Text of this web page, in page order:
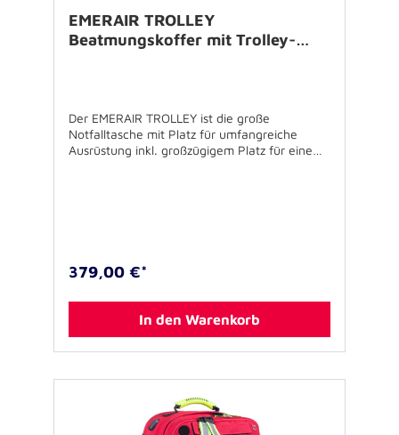
EMERAIR TROLLEY
Beatmungskoffer mit Trolley-
Der EMERAIR TROLLEY ist die große
Notfalltasche mit Platz für umfangreiche
Ausrüstung inkl. großzügigem Platz für eine
großzügig bemessen. Die große, vielsietige
über die Betriebsmedizin bis zu
Sonderanwendungen in Industrie oder Aus-
Gelände. Vier herausnehmbare
Reißverschluss(RV)-Modultaschen mit
379,00 €*
In den Warenkorb